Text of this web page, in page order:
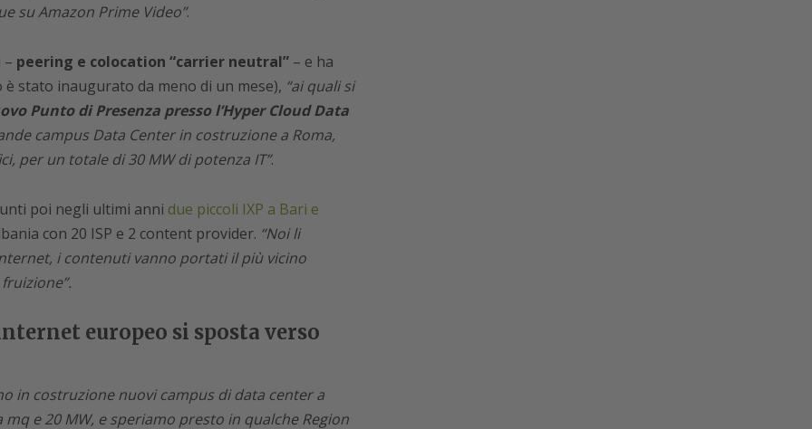
su Amazon Prime Video”.
– peering e colocation “carrier neutral”– e ha
è stato inaugurato da meno di un mese), “ai quali si
Punto di Presenza presso l’Hyper Cloud Data
campus Data Center in costruzione a Roma,
per un totale di 30 MW di potenza IT”.
poi negli ultimi anni due piccoli IXP a Bari e
con 20 ISP e 2 content provider. “Noi li
i contenuti vanno portati il più vicino
europeo si sposta verso
in costruzione nuovi campus di data center a
e 20 MW, e speriamo presto in qualche Region